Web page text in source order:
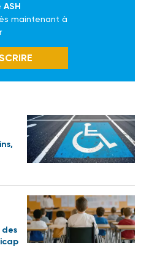
maintenant à